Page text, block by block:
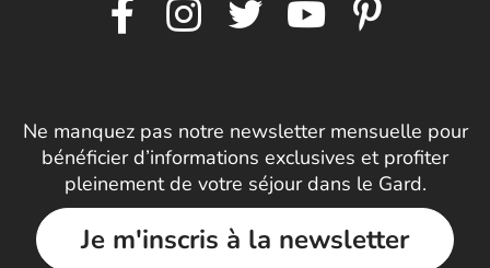
Ne manquez pas notre newsletter mensuelle pour
bénéficier d’informations exclusives et profiter
pleinement de votre séjour dans le Gard.
Je m'inscris à la newsletter